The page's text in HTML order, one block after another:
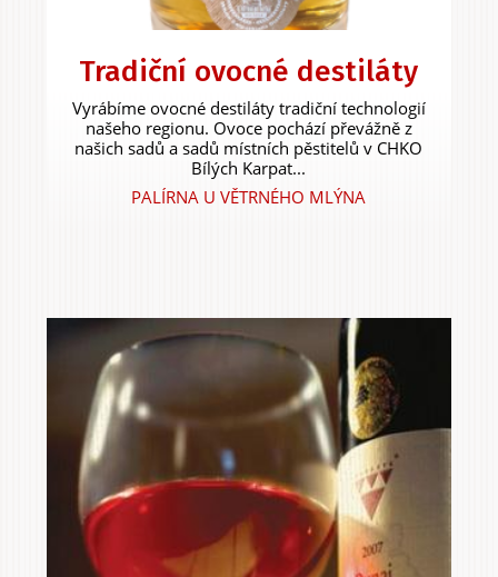
Tradiční ovocné destiláty
Vyrábíme ovocné destiláty tradiční technologií
našeho regionu. Ovoce pochází převážně z
našich sadů a sadů místních pěstitelů v CHKO
Bílých Karpat...
PALÍRNA U VĚTRNÉHO MLÝNA